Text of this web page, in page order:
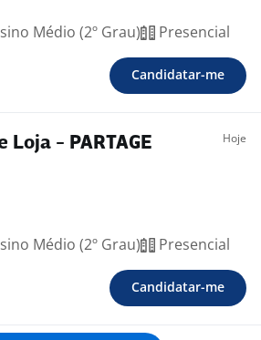
Médio (2º Grau) Presencial
Candidatar-me
Loja - PARTAGE
Hoje
Médio (2º Grau) Presencial
Candidatar-me